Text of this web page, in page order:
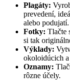
Plagáty:
prevedení,
alebo podujatí.
Fotky: Tlačte
si tak
Výklady:
okoloidúcich
Oznamy:
rôzne účely.